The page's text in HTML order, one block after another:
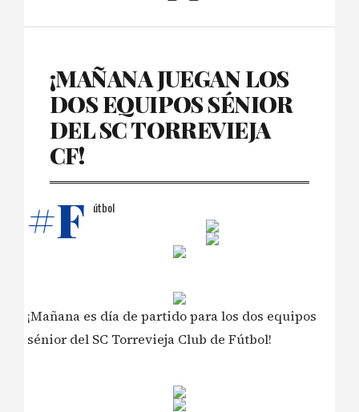
¡MAÑANA JUEGAN LOS
DOS EQUIPOS SÉNIOR
DEL SC TORREVIEJA
CF!
#F útbol
¡Mañana es día de partido para los dos equipos
sénior del SC Torrevieja Club de Fútbol!